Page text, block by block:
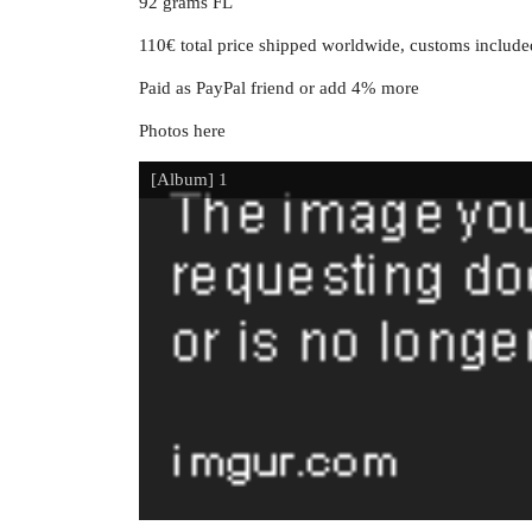
110€ total price shipped worldwide, customs
Paid as PayPal friend or add 4% more
Photos here
[Album] 1